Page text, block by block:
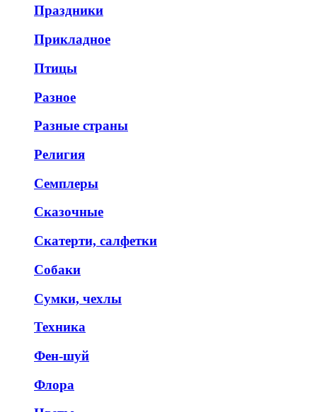
Праздники
Прикладное
Птицы
Разное
Разные страны
Религия
Семплеры
Сказочные
Скатерти, салфетки
Собаки
Сумки, чехлы
Техника
Фен-шуй
Флора